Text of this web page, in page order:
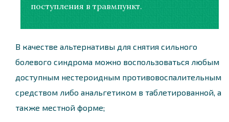
поступления в травмпункт.
В качестве альтернативы для снятия сильного
болевого синдрома можно воспользоваться любым
доступным нестероидным противовоспалительным
средством либо анальгетиком в таблетированной, а
также местной форме;